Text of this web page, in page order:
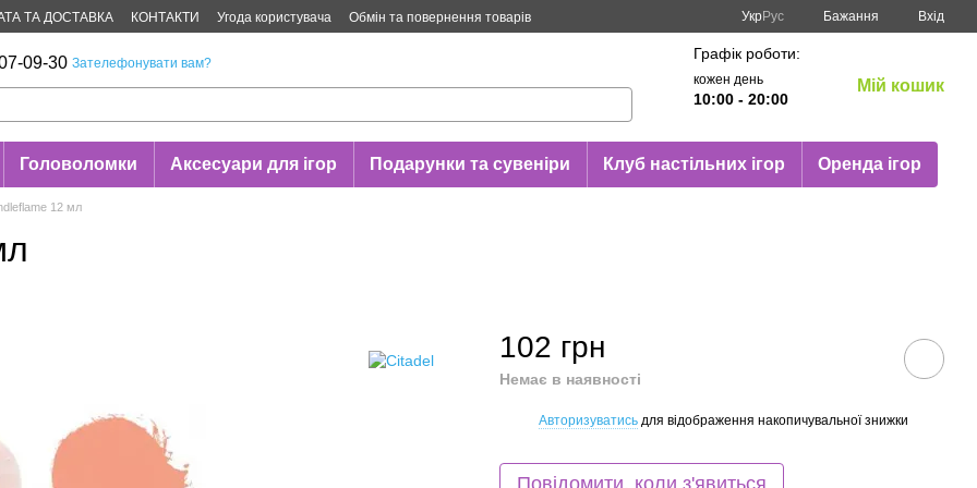
ТА ДОСТАВКА КОНТАКТИ Угода користувача
Обмін та повернення товарів
УкрРус Бажання Вхід
09-30 Зателефонувати вам?
Графік роботи:
кожен день
10:00 - 20:00
Мій кошик
Головоломки Аксесуари для ігор Подарунки та сувеніри Клуб настільних ігор Оренда ігор
12 мл
102 грн
Немає в наявності
Авторизуватись для відображення накопичувальної знижки
Повідомити, коли з'явиться